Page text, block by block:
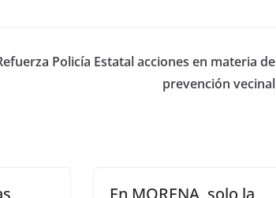
Policía Estatal acciones en materia de
prevención vecinal
En MORENA, solo la